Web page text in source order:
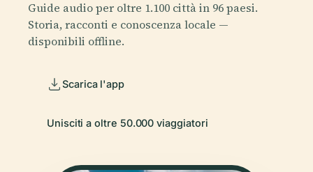
Guide audio per oltre 1.100 città in 96 paesi.
Storia, racconti e conoscenza locale —
disponibili offline.
Scarica l'app
Unisciti a oltre 50.000 viaggiatori